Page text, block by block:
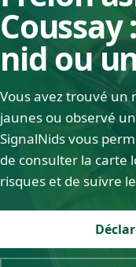
nid ou
Vous avez trouvé un
jaunes ou observé
SignalNids vous
de consulter la carte
risques et de suivre